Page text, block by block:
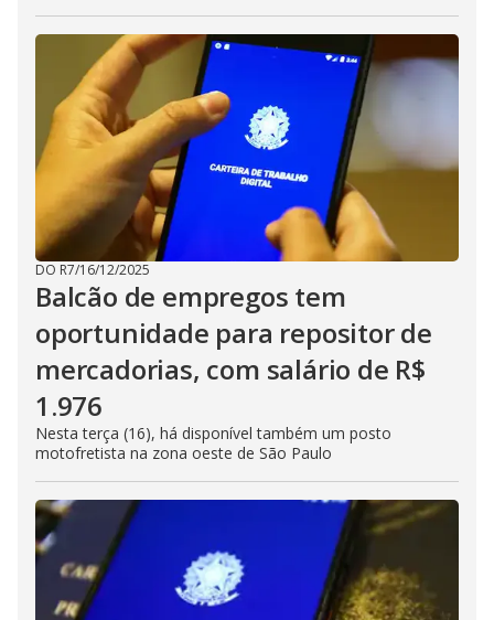
DO R7/16/12/2025
Balcão de empregos tem
oportunidade para repositor de
mercadorias, com salário de R$
1.976
Nesta terça (16), há disponível também um posto
motofretista na zona oeste de São Paulo